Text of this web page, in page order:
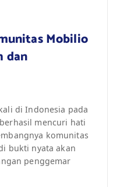
Mobilio
dan
di Indonesia pada
mencuri hati
komunitas
bukti nyata akan
penggemar